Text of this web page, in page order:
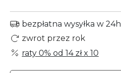
bezpłatna wysyłka w 24h
zwrot przez rok
raty 0% od 14 złx 10